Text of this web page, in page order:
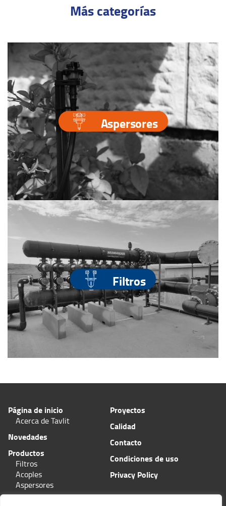
Más categorías
Filtros
Aspersores
Página de inicio
Acerca de Tavlit
Novedades
Productos
Filtros
Acoples
Aspersores
Proyectos
Calidad
Contacto
Condiciones de uso
Privacy Policy